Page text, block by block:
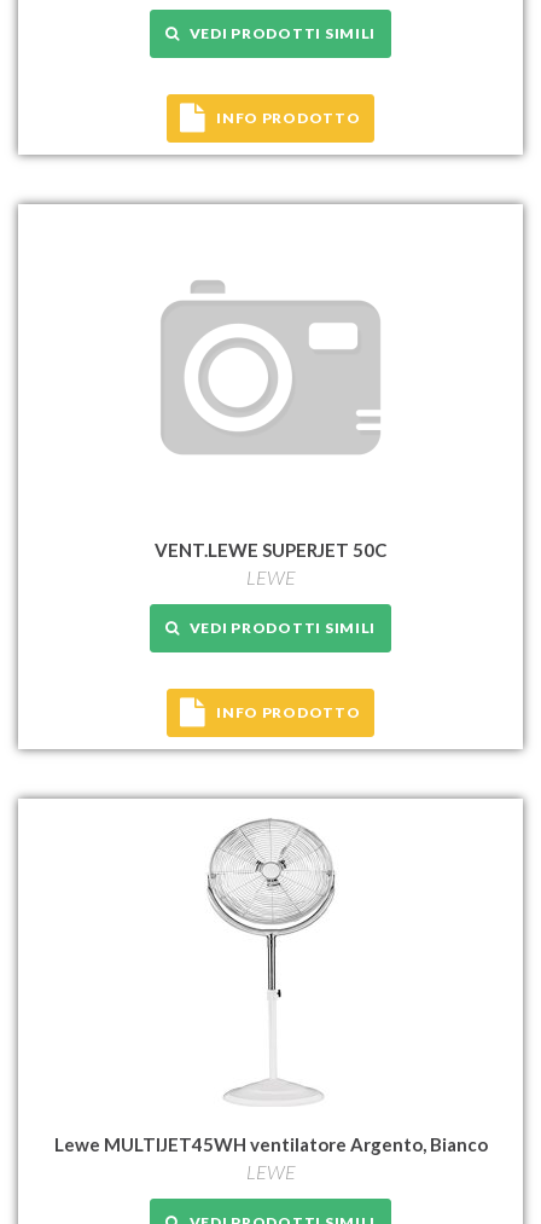
VEDI PRODOTTI SIMILI
INFO PRODOTTO
VENT.LEWE SUPERJET 50C
LEWE
VEDI PRODOTTI SIMILI
INFO PRODOTTO
Lewe MULTIJET45WH ventilatore Argento, Bianco
LEWE